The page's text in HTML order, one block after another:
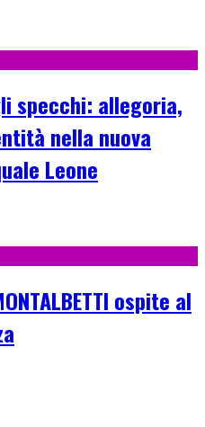
specchi: allegoria,
nella nuova
Leone
ospite al